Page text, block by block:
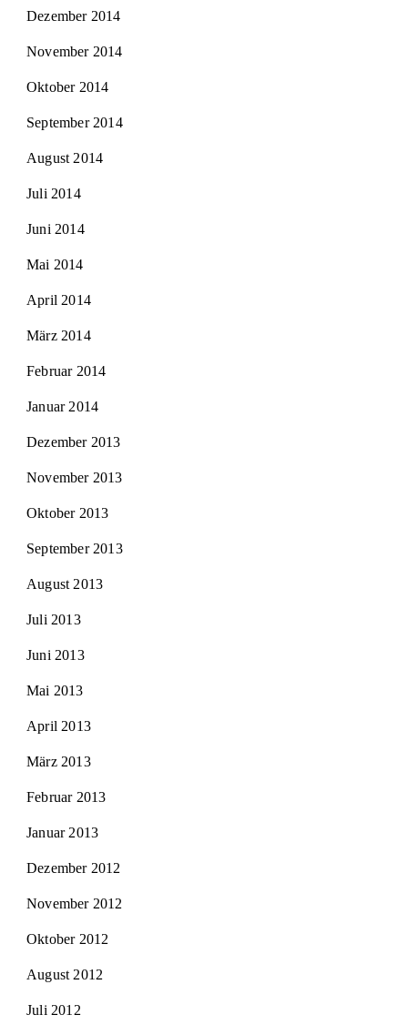
Dezember 2014
November 2014
Oktober 2014
September 2014
August 2014
Juli 2014
Juni 2014
Mai 2014
April 2014
März 2014
Februar 2014
Januar 2014
Dezember 2013
November 2013
Oktober 2013
September 2013
August 2013
Juli 2013
Juni 2013
Mai 2013
April 2013
März 2013
Februar 2013
Januar 2013
Dezember 2012
November 2012
Oktober 2012
August 2012
Juli 2012